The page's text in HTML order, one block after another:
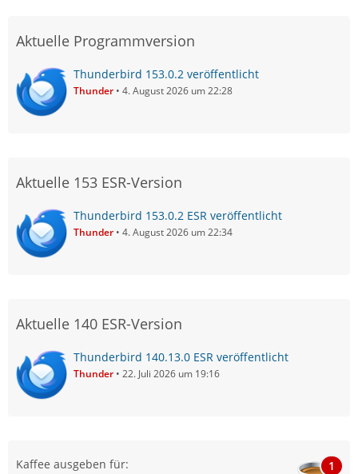
Aktuelle Programmversion
Thunderbird 153.0.2 veröffentlicht
Thunder 4. August 2026 um 22:28
Aktuelle 153 ESR-Version
Thunderbird 153.0.2 ESR veröffentlicht
Thunder 4. August 2026 um 22:34
Aktuelle 140 ESR-Version
Thunderbird 140.13.0 ESR veröffentlicht
Thunder 22. Juli 2026 um 19:16
Kaffee ausgeben für: 1